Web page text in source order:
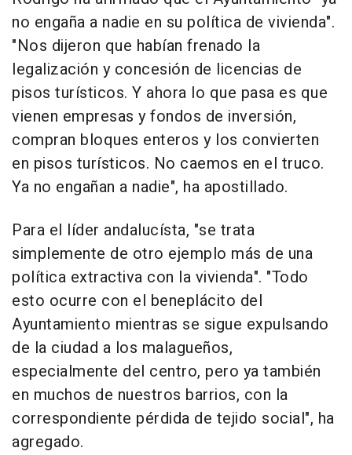
no engaña a nadie en su política de vivienda".
"Nos dijeron que habían frenado la
legalización y concesión de licencias de
pisos turísticos. Y ahora lo que pasa es que
vienen empresas y fondos de inversión,
compran bloques enteros y los convierten
en pisos turísticos. No caemos en el truco.
Ya no engañan a nadie", ha apostillado.
Para el líder andalucísta, "se trata
simplemente de otro ejemplo más de una
política extractiva con la vivienda". "Todo
esto ocurre con el beneplácito del
Ayuntamiento mientras se sigue expulsando
de la ciudad a los malagueños,
especialmente del centro, pero ya también
en muchos de nuestros barrios, con la
correspondiente pérdida de tejido social", ha
agregado.